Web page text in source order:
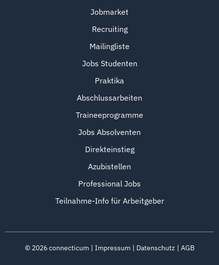
Jobmarket
Recruiting
Mailingliste
Jobs Studenten
Praktika
Abschlussarbeiten
Traineeprogramme
Jobs Absolventen
Direkteinstieg
Azubistellen
Professional Jobs
Teilnahme-Info für Arbeitgeber
© 2026connecticum Impressum Datenschutz AGB